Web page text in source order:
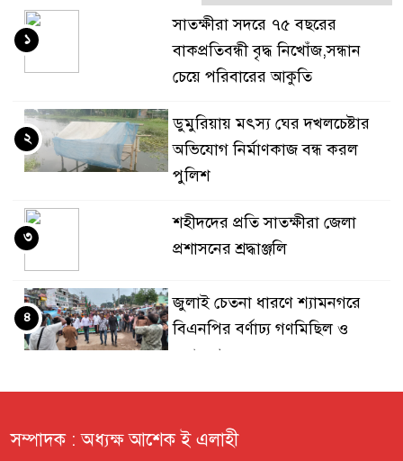
সাতক্ষীরা সদরে ৭৫ বছরের
বাকপ্রতিবন্ধী বৃদ্ধ নিখোঁজ,সন্ধান
চেয়ে পরিবারের আকুতি
১
ডুমুরিয়ায় মৎস্য ঘের দখলচেষ্টার
অভিযোগ নির্মাণকাজ বন্ধ করল
পুলিশ
২
শহীদদের প্রতি সাতক্ষীরা জেলা
প্রশাসনের শ্রদ্ধাঞ্জলি
৩
জুলাই চেতনা ধারণে শ্যামনগরে
বিএনপির বর্ণাঢ্য গণমিছিল ও
সমাবেশ
৪
দোয়া
সম্পাদক : অধ্যক্ষ আশেক ই এলাহী